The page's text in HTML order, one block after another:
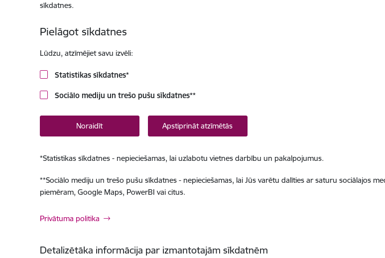
sīkdatnes.
Pielāgot sīkdatnes
Lūdzu, atzīmējiet savu izvēli:
Statistikas sīkdatnes*
Sociālo mediju un trešo pušu sīkdatnes**
Noraidīt Apstiprināt atzīmētās
*Statistikas sīkdatnes - nepieciešamas, lai uzlabotu vietnes darbību un pakalpojumus.
**Sociālo mediju un trešo pušu sīkdatnes - nepieciešamas, lai Jūs varētu dalīties ar saturu sociālajos
piemēram, Google Maps, PowerBI vai citus.
Privātuma politika
Detalizētāka informācija par izmantotajām sīkdatnēm